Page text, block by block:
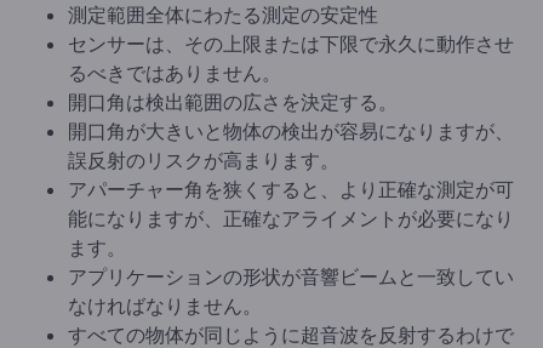
測定範囲全体にわたる測定の安定性
センサーは、その上限または下限で永久に動作させ
るべきではありません。
開口角は検出範囲の広さを決定する。
開口角が大きいと物体の検出が容易になりますが、
誤反射のリスクが高まります。
アパーチャー角を狭くすると、より正確な測定が可
能になりますが、正確なアライメントが必要になり
ます。
アプリケーションの形状が音響ビームと一致してい
なければなりません。
すべての物体が同じように超音波を反射するわけで